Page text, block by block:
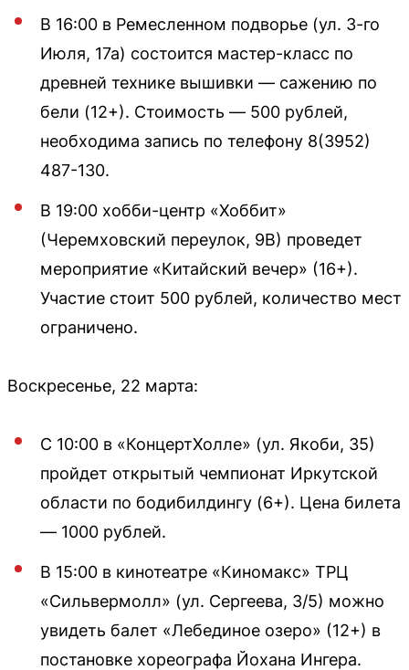
В 16:00 в Ремесленном подворье (ул. 3-го
Июля, 17а) состоится мастер-класс по
древней технике вышивки — сажению по
бели (12+). Стоимость — 500 рублей,
необходима запись по телефону 8(3952)
487-130.
В 19:00 хобби-центр «Хоббит»
(Черемховский переулок, 9В) проведет
мероприятие «Китайский вечер» (16+).
Участие стоит 500 рублей, количество мест
ограничено.
Воскресенье, 22 марта:
С 10:00 в «КонцертХолле» (ул. Якоби, 35)
пройдет открытый чемпионат Иркутской
области по бодибилдингу (6+). Цена билета
— 1000 рублей.
В 15:00 в кинотеатре «Киномакс» ТРЦ
«Сильвермолл» (ул. Сергеева, 3/5) можно
увидеть балет «Лебединое озеро» (12+) в
постановке хореографа Йохана Ингера.